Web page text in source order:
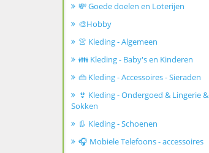
💸 Goede doelen en Loterijen
🎨Hobby
👚 Kleding - Algemeen
👪 Kleding - Baby's en Kinderen
👜 Kleding - Accessoires - Sieraden
👙 Kleding - Ondergoed & Lingerie &
Sokken
👢 Kleding - Schoenen
🎧 Mobiele Telefoons - accessoires